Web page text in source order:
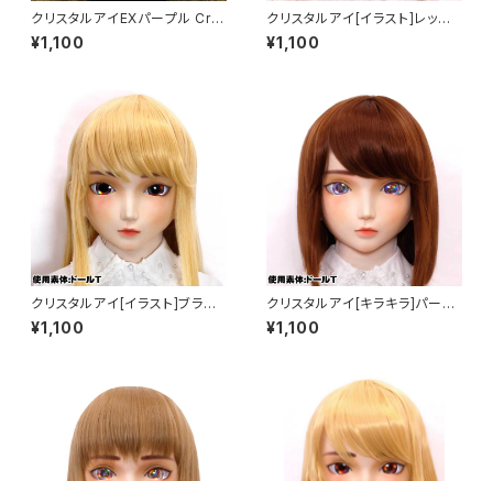
クリスタルアイEXパープル Cry
stal Eye[EX]Purple
¥1,100
クリスタルアイ[イラスト]レッド
Crystal Eye[ILLUSTRATIO
N]Red
¥1,100
クリスタルアイ[イラスト]ブラウ
ン Crystal Eye[ILLUSTRATI
ON]Brown
¥1,100
クリスタルアイ[キラキラ]パープ
ル Crystal Eye[Glitter]Purpl
e
¥1,100